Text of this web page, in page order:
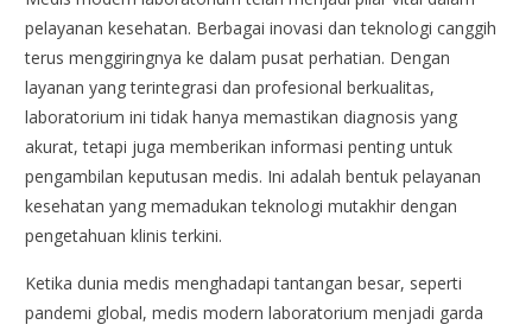
pelayanan kesehatan. Berbagai inovasi dan teknologi canggih
terus menggiringnya ke dalam pusat perhatian. Dengan
layanan yang terintegrasi dan profesional berkualitas,
laboratorium ini tidak hanya memastikan diagnosis yang
akurat, tetapi juga memberikan informasi penting untuk
pengambilan keputusan medis. Ini adalah bentuk pelayanan
kesehatan yang memadukan teknologi mutakhir dengan
pengetahuan klinis terkini.
Ketika dunia medis menghadapi tantangan besar, seperti
pandemi global, medis modern laboratorium menjadi garda